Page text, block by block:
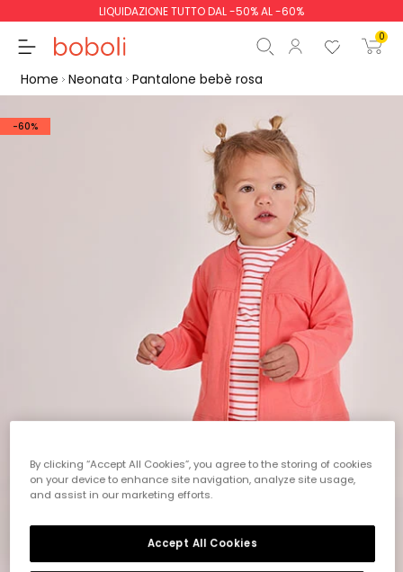
LIQUIDAZIONE TUTTO DAL -50% AL -60%
0
Inizio ordine
Home Neonata Pantalone bebè rosa
-60%
By clicking “Accept All Cookies”, you agree to the storing of cookies
on your device to enhance site navigation, analyze site usage,
and assist in our marketing efforts.
Accept All Cookies